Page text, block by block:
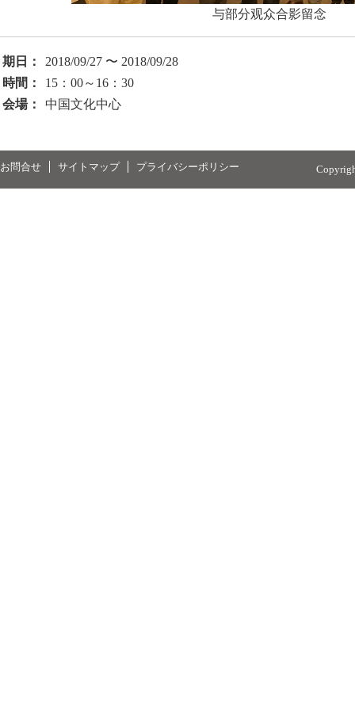
与部分观众合影留念
期日：
2018/09/27 〜 2018/09/28
時間：
15：00～16：30
会場：
中国文化中心
お問合せ サイトマップ プライバシーポリシー